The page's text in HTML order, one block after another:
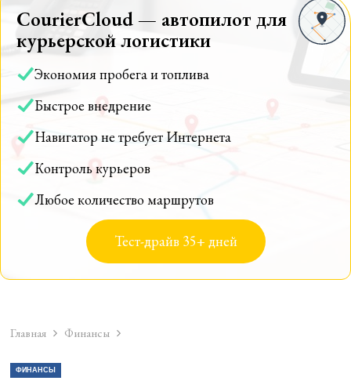
CourierCloud — автопилот для
курьерской логистики
Экономия пробега и топлива
Быстрое внедрение
Навигатор не требует Интернета
Контроль курьеров
Любое количество маршрутов
Тест-драйв 35+ дней
Главная Финансы
ФИНАНСЫ